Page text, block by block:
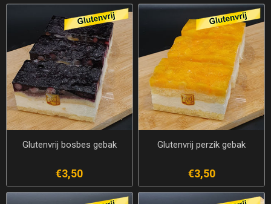
Glutenvrij bosbes gebak
€3,50
Glutenvrij perzik gebak
€3,50